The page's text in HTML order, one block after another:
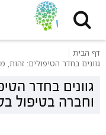
דף הבית
גוונים בחדר הטיפולים:
גוונים בחדר
וחברה בטיפול